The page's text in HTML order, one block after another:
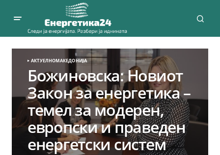
АКТУЕЛНОМАКЕДОНИЈА
Божиновска: Новиот
Закон за енергетика –
темел за модерен,
европски и праведен
енергетски систем